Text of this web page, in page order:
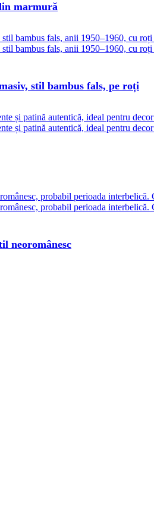
marmură
stil bambus fals, pe roți
neoromânesc